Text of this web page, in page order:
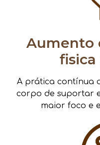
Aumento
A prática contínua
corpo de suportar
maior foco e